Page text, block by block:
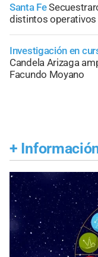
Santa Fe
distintos operativos
Investigación en
Candela Arizaga
Facundo Moyano
+